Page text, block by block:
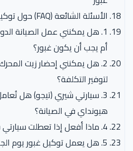
الأسئلة الشائعة (FAQ) حول توكيل غبور أوتو
1. هل يمكنني عمل الصيانة
أم يجب أن يكون غبور؟
2. هل يمكنني إحضار زيت
لتوفير التكلفة؟
3. سيارتي شيري (تيجو) هل
هيونداي في الصيانة؟
4. ماذا أفعل إذا تعطلت سيارتي فجأة في الطريق؟
5. هل يعمل توكيل غبور يوم الجمعة؟